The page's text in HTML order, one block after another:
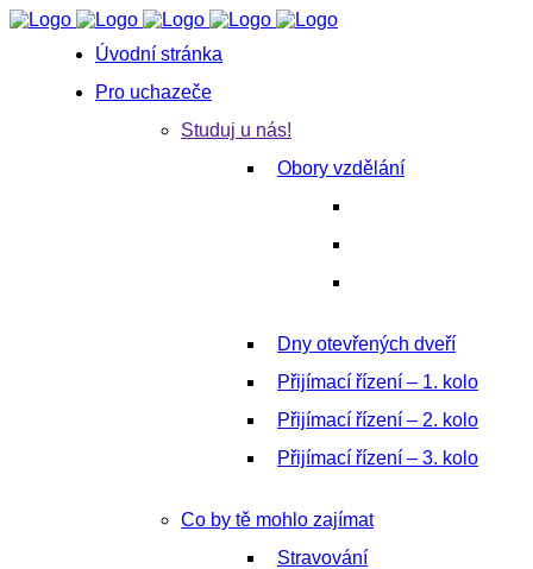
Úvodní stránka
Pro uchazeče
Studuj u nás!
Obory vzdělání
Dny otevřených dveří
Přijímací řízení – 1. kolo
Přijímací řízení – 2. kolo
Přijímací řízení – 3. kolo
Co by tě mohlo zajímat
Stravování